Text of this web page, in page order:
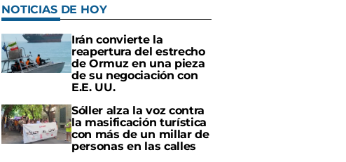
NOTICIAS DE HOY
Irán convierte la
reapertura del estrecho
de Ormuz en una pieza
de su negociación con
E.E. UU.
Sóller alza la voz contra
la masificación turística
con más de un millar de
personas en las calles